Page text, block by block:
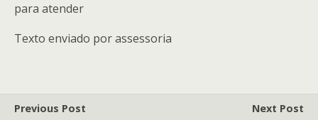
para atender
Texto enviado por assessoria
Previous Post
Next Post